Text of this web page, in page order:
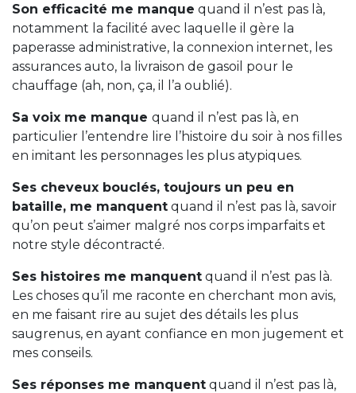
Son efficacité me manque quand il n’est pas là,
notamment la facilité avec laquelle il gère la
paperasse administrative, la connexion internet, les
assurances auto, la livraison de gasoil pour le
chauffage (ah, non, ça, il l’a oublié).
Sa voix me manque quand il n’est pas là, en
particulier l’entendre lire l’histoire du soir à nos filles
en imitant les personnages les plus atypiques.
Ses cheveux bouclés, toujours un peu en
bataille, me manquent quand il n’est pas là, savoir
qu’on peut s’aimer malgré nos corps imparfaits et
notre style décontracté.
Ses histoires me manquent quand il n’est pas là.
Les choses qu’il me raconte en cherchant mon avis,
en me faisant rire au sujet des détails les plus
saugrenus, en ayant confiance en mon jugement et
mes conseils.
Ses réponses me manquent quand il n’est pas là,